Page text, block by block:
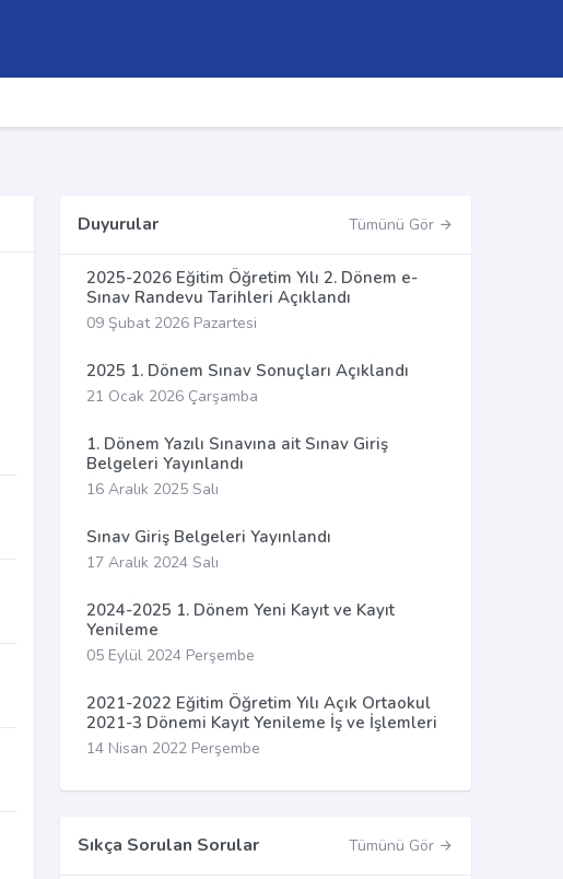
Duyurular Tümünü Gör
2025-2026 Eğitim Öğretim Yılı 2. Dönem e-
Sınav Randevu Tarihleri Açıklandı
09 Şubat 2026 Pazartesi
2025 1. Dönem Sınav Sonuçları Açıklandı
21 Ocak 2026 Çarşamba
1. Dönem Yazılı Sınavına ait Sınav Giriş
Belgeleri Yayınlandı
16 Aralık 2025 Salı
Sınav Giriş Belgeleri Yayınlandı
17 Aralık 2024 Salı
2024-2025 1. Dönem Yeni Kayıt ve Kayıt
Yenileme
05 Eylül 2024 Perşembe
2021-2022 Eğitim Öğretim Yılı Açık Ortaokul
2021-3 Dönemi Kayıt Yenileme İş ve İşlemleri
14 Nisan 2022 Perşembe
Sıkça Sorulan Sorular Tümünü Gör